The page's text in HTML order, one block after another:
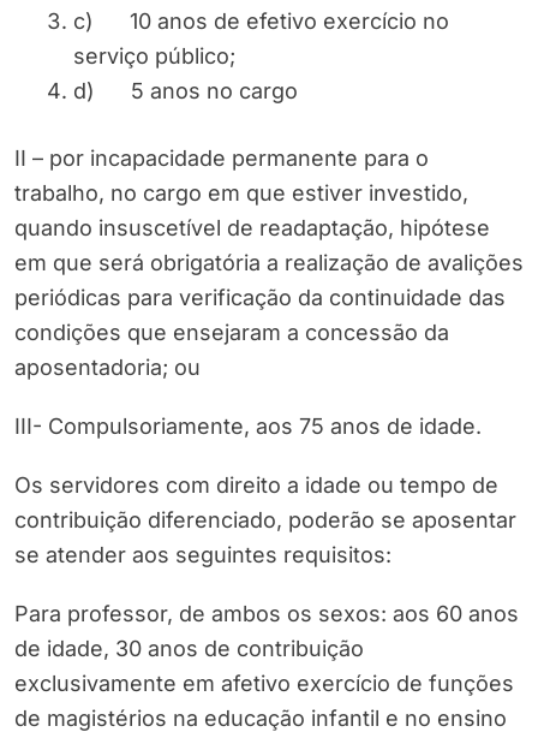
c) 10 anos de efetivo exercício no
serviço público;
d) 5 anos no cargo
II – por incapacidade permanente para o
trabalho, no cargo em que estiver investido,
quando insuscetível de readaptação, hipótese
em que será obrigatória a realização de avalições
periódicas para verificação da continuidade das
condições que ensejaram a concessão da
aposentadoria; ou
III- Compulsoriamente, aos 75 anos de idade.
Os servidores com direito a idade ou tempo de
contribuição diferenciado, poderão se aposentar
se atender aos seguintes requisitos:
Para professor, de ambos os sexos: aos 60 anos
de idade, 30 anos de contribuição
exclusivamente em afetivo exercício de funções
de magistérios na educação infantil e no ensino